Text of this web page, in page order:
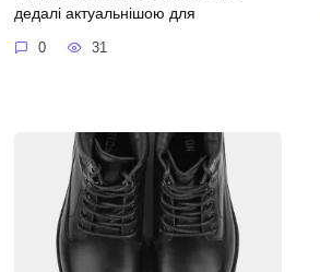
дедалі актуальнішою для
0 31